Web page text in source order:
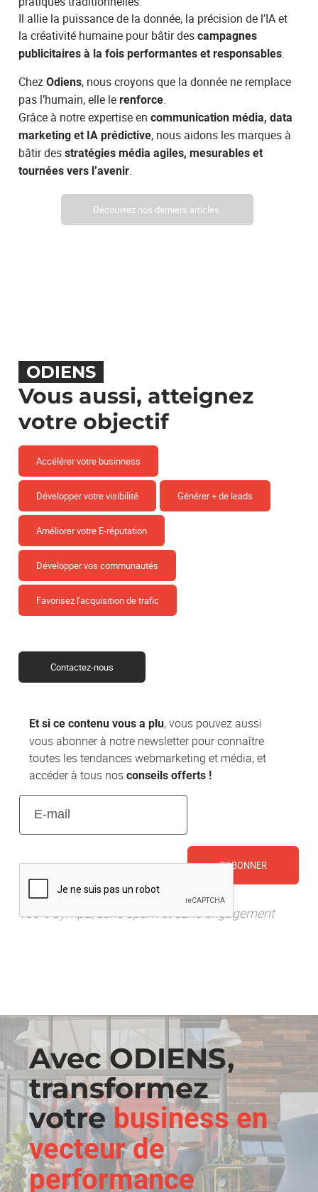
Il allie la puissance de la donnée, la précision de l’IA et
la créativité humaine pour bâtir descampagnes
publicitaires à la fois performantes et responsables.
ChezOdiens, nous croyons que la donnée ne remplace
pas l’humain, elle lerenforce.
Grâce à notre expertise encommunication média, data
marketing et IA prédictive, nous aidons les marques à
bâtir desstratégies média agiles, mesurables et
tournées vers l’avenir.
Découvrez nos derniers articles
ODIENS
Vous aussi, atteignez
votre objectif
Accélérer votre businness
Développer votre visibilité Générer + de leads
Améliorer votre E-réputation
Développer vos communautés
Favorisez l'acquisition de trafic
Contactez-nous
Et si ce contenu vous a plu, vous pouvez aussi
vous abonner à notre newsletter pour connaître
toutes les tendances webmarketing et média, et
accéder à tous nosconseils offerts !
E-
mail(Nécessaire)
100% Sympa, sans spam et sans engagement
Avec ODIENS,
transformez
votrebusiness en
vecteur de
performance